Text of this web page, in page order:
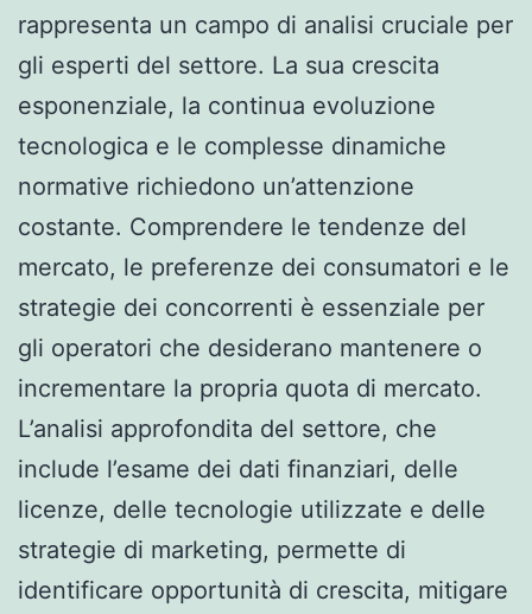
rappresenta un campo di analisi cruciale per
gli esperti del settore. La sua crescita
esponenziale, la continua evoluzione
tecnologica e le complesse dinamiche
normative richiedono un’attenzione
costante. Comprendere le tendenze del
mercato, le preferenze dei consumatori e le
strategie dei concorrenti è essenziale per
gli operatori che desiderano mantenere o
incrementare la propria quota di mercato.
L’analisi approfondita del settore, che
include l’esame dei dati finanziari, delle
licenze, delle tecnologie utilizzate e delle
strategie di marketing, permette di
identificare opportunità di crescita, mitigare